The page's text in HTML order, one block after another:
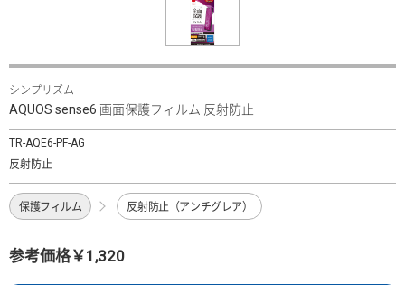
シンプリズム
AQUOS sense6 画面保護フィルム 反射防止
TR-AQE6-PF-AG
反射防止
保護フィルム 反射防止（アンチグレア）
参考価格￥1,320